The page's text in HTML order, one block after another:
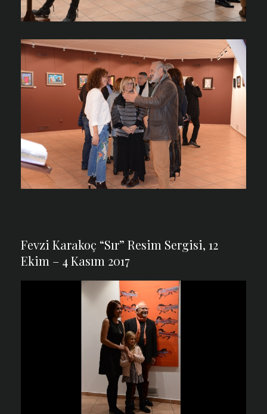
Fevzi Karakoç “Sır” Resim Sergisi, 12
Ekim – 4 Kasım 2017